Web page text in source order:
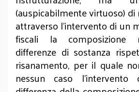
(auspicabilmente virtuoso)
attraverso l’intervento di un
fiscali la composizione
differenze di sostanza
risanamento, per il quale
nessun caso